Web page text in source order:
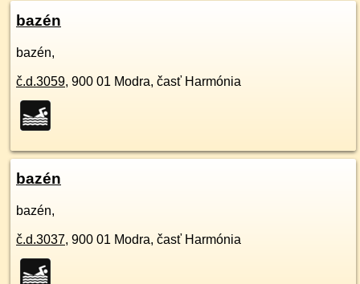
bazén
bazén,
č.d.3059, 900 01 Modra, časť Harmónia
bazén
bazén,
č.d.3037, 900 01 Modra, časť Harmónia